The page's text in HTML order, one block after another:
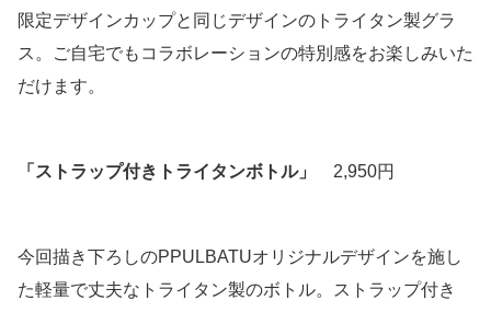
限定デザインカップと同じデザインのトライタン製グラ
ス。ご自宅でもコラボレーションの特別感をお楽しみいた
だけます。
「ストラップ付きトライタンボトル」 2,950円
今回描き下ろしのPPULBATUオリジナルデザインを施し
た軽量で丈夫なトライタン製のボトル。ストラップ付き